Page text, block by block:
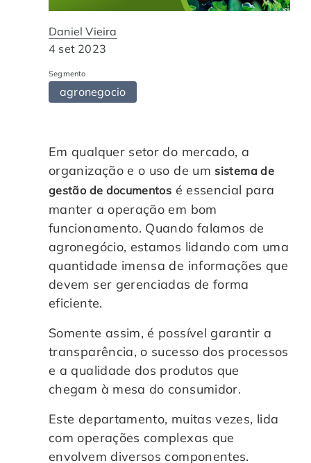
Educação Corporativa
Gerenciamento de NF-e
Assinatura Digital
Auditoria de Processos
Transformação Digital
Gestão do Departamento Pessoal
Guarda de Documentos
Instituições de Ensino
Departamento Pessoal
Cooperativas
Cases de Sucesso
Nossas Unidades
Blog
Daniel Vieira
4 set 2023
Segmento
agronegocio
Em qualquer setor do mercado, a
organização e o uso de umsistema de
gestão de documentos é essencial para
manter a operação em bom
funcionamento. Quando falamos de
agronegócio, estamos lidando com uma
quantidade imensa de informações que
devem ser gerenciadas de forma
eficiente.
Somente assim, é possível garantir a
transparência, o sucesso dos processos
e a qualidade dos produtos que
chegam à mesa do consumidor.
Este departamento, muitas vezes, lida
com operações complexas que
envolvem diversos componentes.